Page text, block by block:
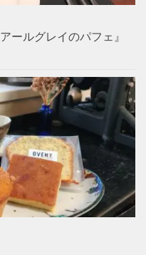
ールグレイのパフェ』